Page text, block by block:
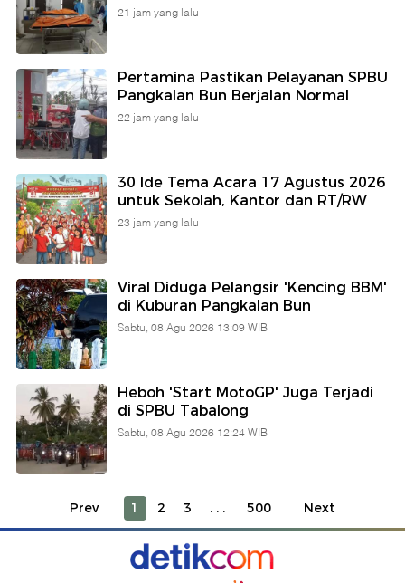
21 jam yang lalu
Pertamina Pastikan Pelayanan SPBU
Pangkalan Bun Berjalan Normal
22 jam yang lalu
30 Ide Tema Acara 17 Agustus 2026
untuk Sekolah, Kantor dan RT/RW
23 jam yang lalu
Viral Diduga Pelangsir 'Kencing BBM'
di Kuburan Pangkalan Bun
Sabtu, 08 Agu 2026 13:09 WIB
Heboh 'Start MotoGP' Juga Terjadi
di SPBU Tabalong
Sabtu, 08 Agu 2026 12:24 WIB
Prev 1 2 3 ... 500 Next